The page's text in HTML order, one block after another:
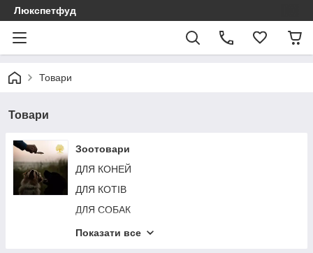
Люкспетфуд
Товари
Товари
Зоотовари
ДЛЯ КОНЕЙ
ДЛЯ КОТІВ
ДЛЯ СОБАК
ДЛЯ ГРИЗУНІВ
Показати все